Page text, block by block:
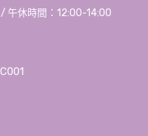
午休時間：12:00-14:00